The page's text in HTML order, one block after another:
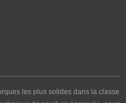
les plus solides dans la classe